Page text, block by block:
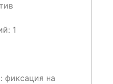
1
фиксация на